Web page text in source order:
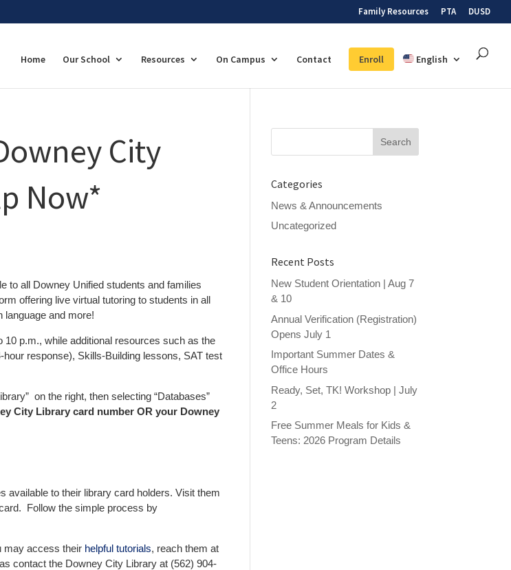
Family Resources PTA DUSD
Home Our School Resources On Campus Contact Enroll English
City
Now*
to all Downey Unified students and families
offering live virtual tutoring to students in all
language and more!
p.m., while additional resources such as the
response), Skills-Building lessons, SAT test
on the right, then selecting “Databases”
City Library card number OR your Downey
available to their library card holders. Visit them
Follow the simple process by
may access their helpful tutorials, reach them at
contact the Downey City Library at (562) 904-
Search
Categories
News & Announcements
Uncategorized
Recent Posts
New Student Orientation | Aug 7
& 10
Annual Verification (Registration)
Opens July 1
Important Summer Dates &
Office Hours
Ready, Set, TK! Workshop | July
2
Free Summer Meals for Kids &
Teens: 2026 Program Details